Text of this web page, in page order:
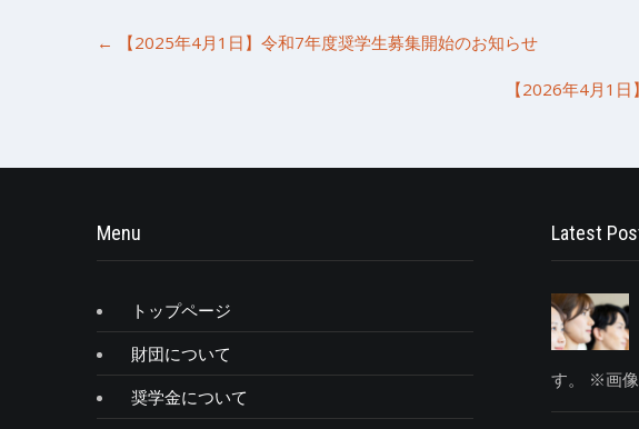
Post
navigation
← 【2025年4月1日】令和7年度奨学生募集開始のお知らせ
【2026年4月1
Menu
トップページ
財団について
奨学金について
Latest
す。 ※画